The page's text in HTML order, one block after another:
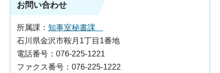
お問い合わせ
所属課： 知事室秘書課
石川県金沢市鞍月1丁目1番地
電話番号：076-225-1221
ファクス番号：076-225-1222